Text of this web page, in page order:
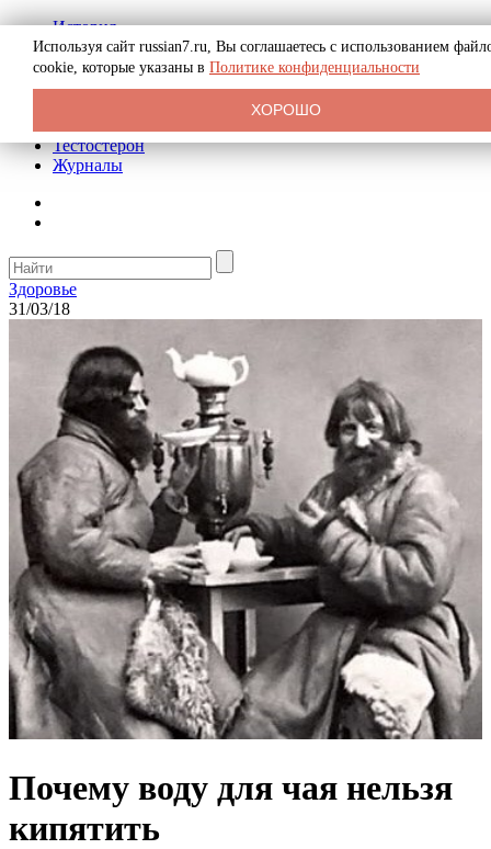
История
Биография
Криминал
Реклама на сайте
Тестостерон
Журналы
Здоровье
31/03/18
Почему воду для чая нельзя
кипятить
Используя сайт russian7.ru, Вы соглашаетесь с использованием
cookie, которые указаны в Политике конфиденциальности
ХОРОШО